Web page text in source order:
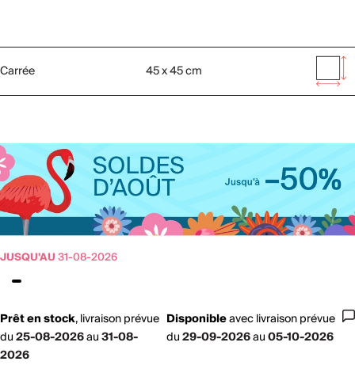
Carrée 45 x 45 cm
JUSQU'AU31-08-2026
Prêt en stock,livraison prévue
du25-08-2026au31-08-
2026
Disponibleaveclivraison prévue
du29-09-2026au05-10-2026